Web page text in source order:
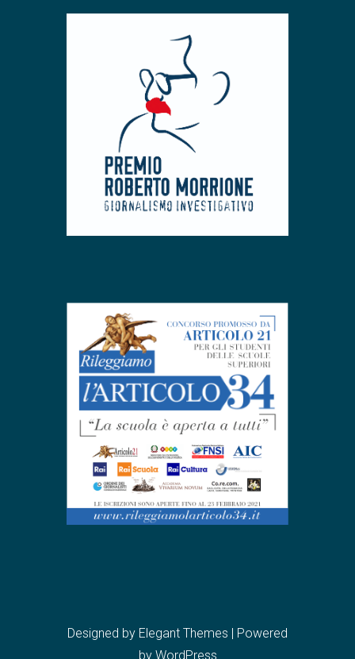
Designed by Elegant Themes | Powered
by WordPress